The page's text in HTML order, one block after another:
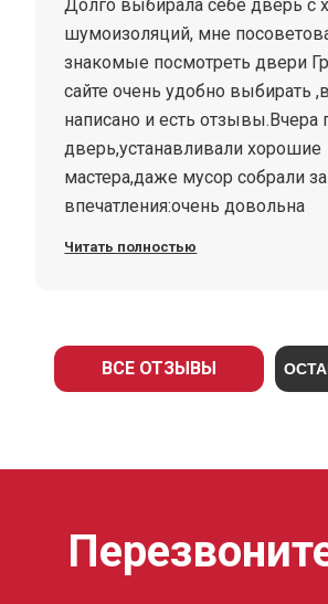
Долго выбирала себе дверь с
шумоизоляций, мне
знакомые посмотреть двери
сайте очень удобно выбирать
написано и есть отзывы.Вчера
дверь,устанавливали хорошие
мастера,даже мусор собрали
впечатления:очень довольна
Читать полностью
ВСЕ ОТЗЫВЫ